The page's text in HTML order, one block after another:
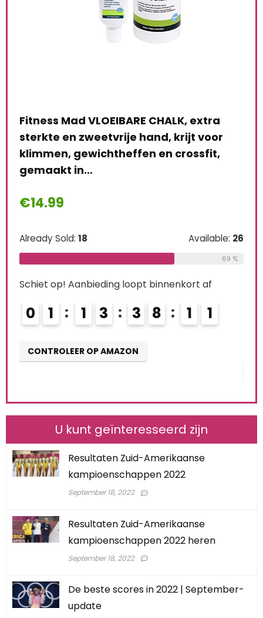
Fitness Mad VLOEIBARE CHALK, extra
sterkte en zweetvrije hand, krijt voor
klimmen, gewichtheffen en crossfit,
gemaakt in…
€14.99
Already Sold: 18 Available: 26
69 %
Schiet op! Aanbieding loopt binnenkort af
0 1 1 3 3 8 1 0
CONTROLEER OP AMAZON
U kunt geïnteresseerd zijn
Resultaten Zuid-Amerikaanse
kampioenschappen 2022
September 18, 2022
Resultaten Zuid-Amerikaanse
kampioenschappen 2022 heren
September 18, 2022
De beste scores in 2022 | September-
update